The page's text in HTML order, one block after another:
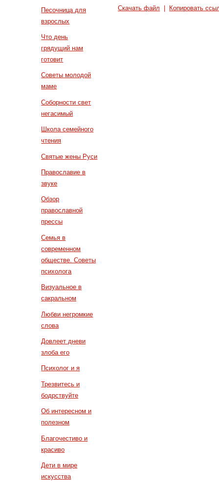
Песочница для
взрослых
Что день
грядущий нам
готовит
Советы молодой
маме
Соборности свет
негасимый
Школа семейного
чтения
Святые жены Руси
Православие в
звуке
Обзор
православной
прессы
Семья в
современном
обществе. Советы
психолога
Визуальное в
сакральном
Любви негромкие
слова
Довлеет дневи
злоба его
Психолог и я
Трезвитесь и
бодрствуйте
Об интересном и
полезном
Благочестиво и
красиво
Дети в мире
искусства
Скачать файл Копировать